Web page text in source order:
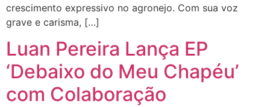
crescimento expressivo no agronejo. Com sua voz
grave e carisma, […]
Luan Pereira Lança EP
‘Debaixo do Meu Chapéu’
com Colaboração